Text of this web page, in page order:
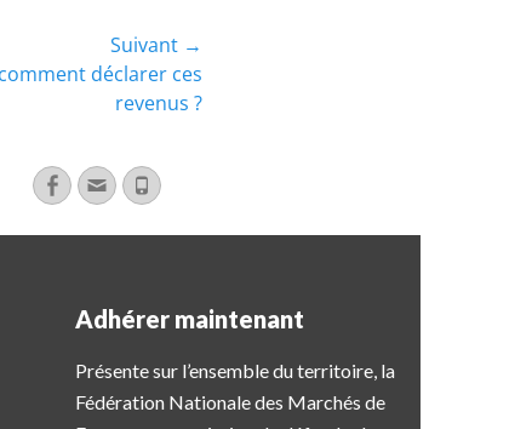
Suivant →
déclarer ces
revenus ?
Adhérer maintenant
Présente sur l’ensemble du territoire, la
Fédération Nationale des Marchés de